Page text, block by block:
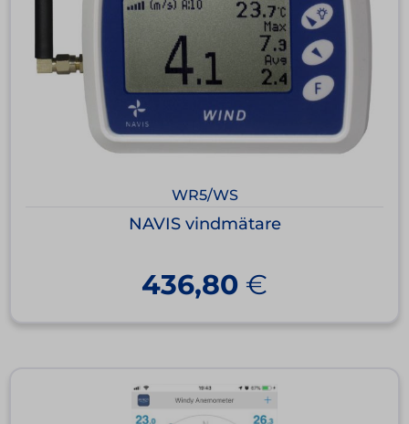
WR5/WS
NAVIS vindmätare
436,80 €